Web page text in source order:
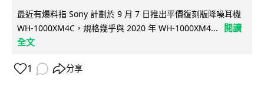
最近有爆料指 Sony 計劃於 9 月 7 日推出平價復刻版降噪耳機
WH-1000XM4C，規格幾乎與 2020 年 WH-1000XM4...
閱讀
全文
1 分享